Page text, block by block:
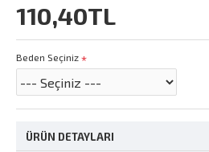
110,40TL
Beden Seçiniz
ÜRÜN DETAYLARI